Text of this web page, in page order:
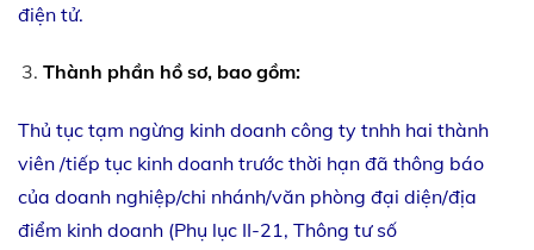
điện tử.
Thành phần hồ sơ, bao gồm:
Thủ tục tạm ngừng kinh doanh công ty tnhh hai thành
viên /tiếp tục kinh doanh trước thời hạn đã thông báo
của doanh nghiệp/chi nhánh/văn phòng đại diện/địa
điểm kinh doanh (Phụ lục II-21, Thông tư số